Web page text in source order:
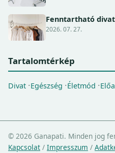
Fenntartható
2026. 07. 27.
Tartalomtérkép
Divat Egészség Életmód
© 2026 Ganapati. Minden jog
Kapcsolat / Impresszum /